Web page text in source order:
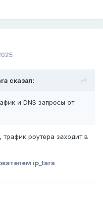
сказал:
и DNS запросы от
роутера заходит в
ip_tara